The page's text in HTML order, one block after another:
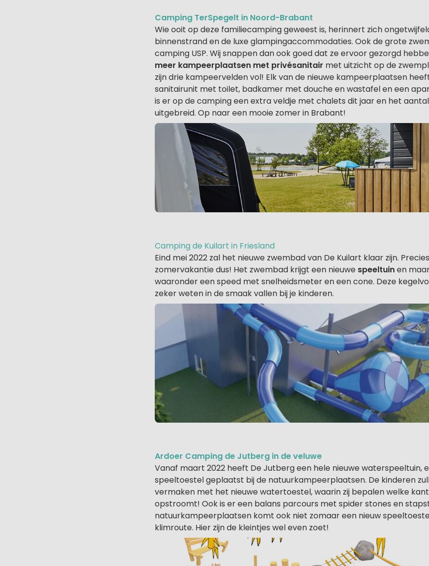
Camping TerSpegelt in Noord-Brabant
Wie ooit op deze familiecamping geweest is, herinnert zich
binnenstrand en de luxe glampingaccommodaties. Ook de grote
camping USP. Wij snappen dan ook goed dat ze ervoor gezorgd
meer kampeerplaatsen met privésanitair met uitzicht op de
zijn drie kampeervelden vol! Elk van de nieuwe kampeerplaatsen
sanitairunit met toilet, badkamer met douche en wastafel en een
is er op de camping een extra veldje met chalets dit jaar en het
uitgebreid. Op naar een mooie zomer in Brabant!
Camping de Kuilart in Friesland
Eind mei 2022 zal het nieuwe zwembad van De Kuilart klaar zijn.
zomervakantie dus! Het zwembad krijgt een nieuwe speeltuinen
waaronder een speed met snelheidsmeter en een cone. Deze
zeker weten in de smaak vallen bij je kinderen.
Ardoer Camping de Jutberg in de veluwe
Vanaf maart 2022 heeft De Jutberg een hele nieuwe waterspeeltuin,
speeltoestel geplaatst bij de natuurkampeerplaatsen. De kinderen
vermaken met het nieuwe watertoestel, waarin zij bepalen welke
opstroomt! Ook is er een balans parcours met spider stones en
natuurkampeerplaatsen komt ook niet zomaar een nieuw
klimroute. Hier zijn de kleintjes wel even zoet!